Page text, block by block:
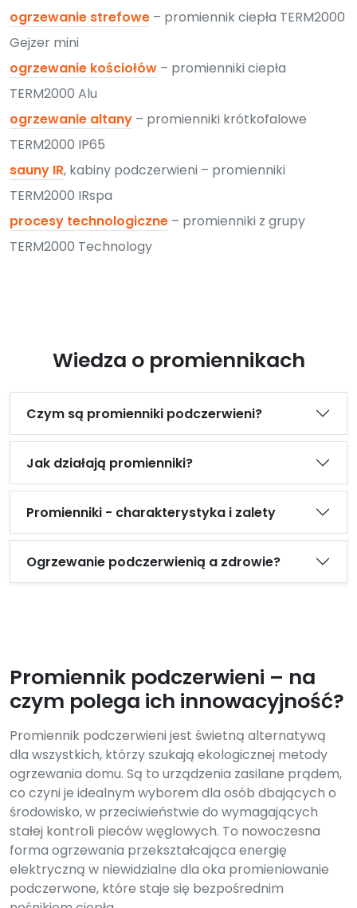
ogrzewanie strefowe – promiennik ciepła TERM2000
Gejzer mini
ogrzewanie kościołów – promienniki ciepła
TERM2000 Alu
ogrzewanie altany – promienniki krótkofalowe
TERM2000 IP65
sauny IR, kabiny podczerwieni – promienniki
TERM2000 IRspa
procesy technologiczne – promienniki z grupy
TERM2000 Technology
Wiedza o promiennikach
Czym są promienniki podczerwieni?
Jak działają promienniki?
Promienniki - charakterystyka i zalety
Ogrzewanie podczerwienią a zdrowie?
Promiennik podczerwieni – na
czym polega ich innowacyjność?
Promiennik podczerwieni jest świetną alternatywą
dla wszystkich, którzy szukają ekologicznej metody
ogrzewania domu. Są to urządzenia zasilane prądem,
co czyni je idealnym wyborem dla osób dbających o
środowisko, w przeciwieństwie do wymagających
stałej kontroli pieców węglowych. To nowoczesna
forma ogrzewania przekształcająca energię
elektryczną w niewidzialne dla oka promieniowanie
podczerwone, które staje się bezpośrednim